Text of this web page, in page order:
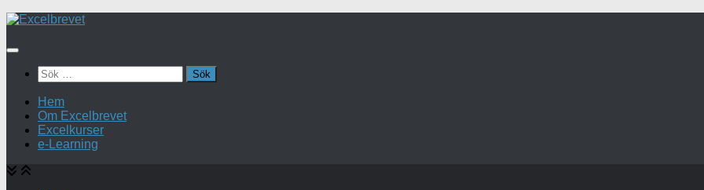
Under
Sök
efter:
Hem
Om Excelbrevet
Excelkurser
e-Learning